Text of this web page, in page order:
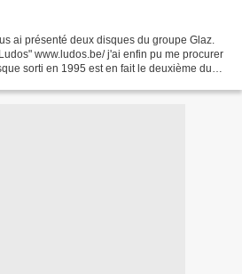
ai présenté deux disques du groupe Glaz.
www.ludos.be/ j'ai enfin pu me procurer
sorti en 1995 est en fait le deuxième du